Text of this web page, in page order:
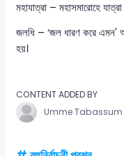
মহাযাত্রা – মহাসমারোহে
জলধি – ‘জল ধারণ করে এমন'
হয়।
CONTENT ADDED BY
Umme